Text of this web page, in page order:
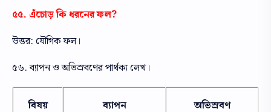
৫৫. এঁচোড় কি ধরনের ফল?
উত্তর: যৌগিক ফল।
৫৬. ব্যাপন ও অভিস্রবণের পার্থক্য লেখ।
বিষয় ব্যাপন অভিস্রবণ